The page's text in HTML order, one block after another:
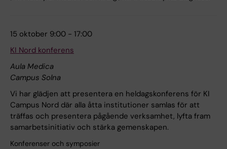
15 oktober 9:00 - 17:00
KI Nord konferens
Aula Medica
Campus Solna
Vi har glädjen att presentera en heldagskonferens för KI
Campus Nord där alla åtta institutioner samlas för att
träffas och presentera pågående verksamhet, lyfta fram
samarbetsinitiativ och stärka gemenskapen.
Konferenser och symposier